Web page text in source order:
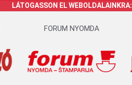
LÁTOGASSON EL WEBOLDALAINKRA:
FORUM NYOMDA